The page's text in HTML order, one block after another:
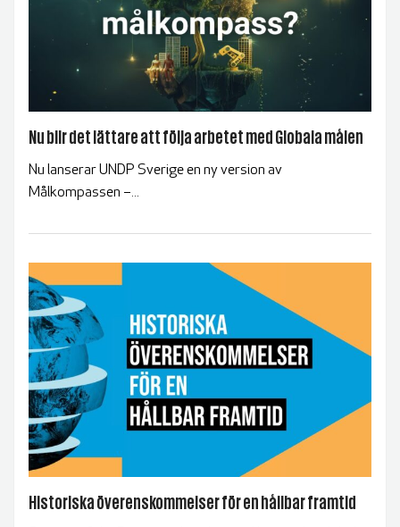
Nu blir det lättare att följa arbetet med Globala målen
Nu lanserar UNDP Sverige en ny version av
Målkompassen –...
Historiska överenskommelser för en hållbar framtid